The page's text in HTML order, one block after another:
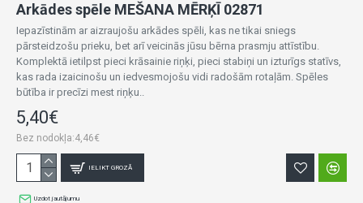
Arkādes spēle MEŠANA MĒRĶĪ 02871
Iepazīstinām ar aizraujošu arkādes spēli, kas ne tikai sniegs
pārsteidzošu prieku, bet arī veicinās jūsu bērna prasmju attīstību.
Komplektā ietilpst pieci krāsainie riņķi, pieci stabiņi un izturīgs statīvs,
kas rada izaicinošu un iedvesmojošu vidi radošām rotaļām. Spēles
būtība ir precīzi mest riņķu..
5,40€
Bez nodokļa:4,46€
IELIKT GROZĀ
Uzdot jautājumu